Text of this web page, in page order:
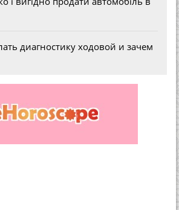
диагностику ходовой и зачем